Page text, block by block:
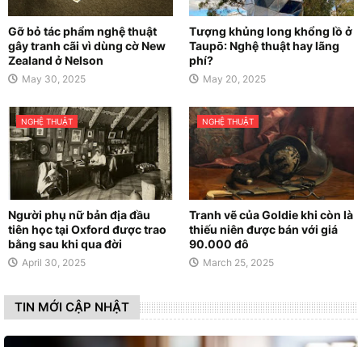
Gỡ bỏ tác phẩm nghệ thuật
gây tranh cãi vì dùng cờ New
Zealand ở Nelson
May 30, 2025
Tượng khủng long khổng lồ ở
Taupō: Nghệ thuật hay lãng
phí?
May 20, 2025
NGHỆ THUẬT
Người phụ nữ bản địa đầu
tiên học tại Oxford được trao
bằng sau khi qua đời
April 30, 2025
NGHỆ THUẬT
Tranh vẽ của Goldie khi còn là
thiếu niên được bán với giá
90.000 đô
March 25, 2025
TIN MỚI CẬP NHẬT